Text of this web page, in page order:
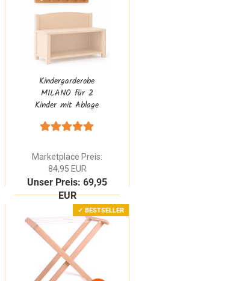
Kindergarderobe
MILANO für 2
Kinder mit Ablage
personalisierbar
Marketplace Preis:
84,95 EUR
Unser Preis: 69,95
EUR
✓ BESTSELLER